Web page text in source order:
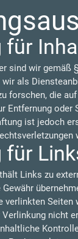
für
sind wir gemäß
wir als
forschen, die
Entfernung oder
ist jedoch
für
Links zu
Gewähr
verlinkten Seiten
nicht